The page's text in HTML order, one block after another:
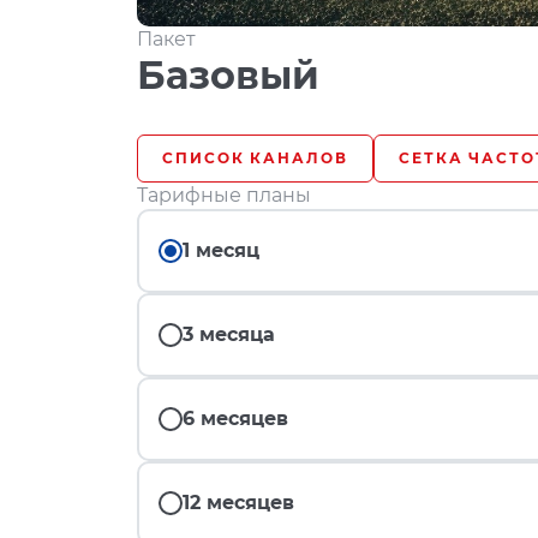
Пакет
Базовый
СПИСОК КАНАЛОВ СЕТКА
Тарифные планы
1 месяц
3 месяца
6 месяцев
12 месяцев